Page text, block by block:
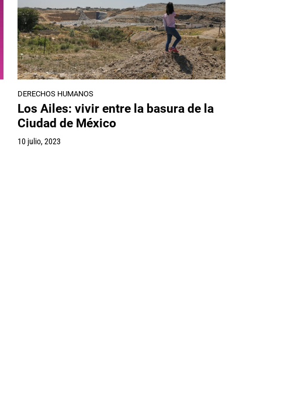
DERECHOS HUMANOS
Los Ailes: vivir entre la basura de la
Ciudad de México
10 julio, 2023